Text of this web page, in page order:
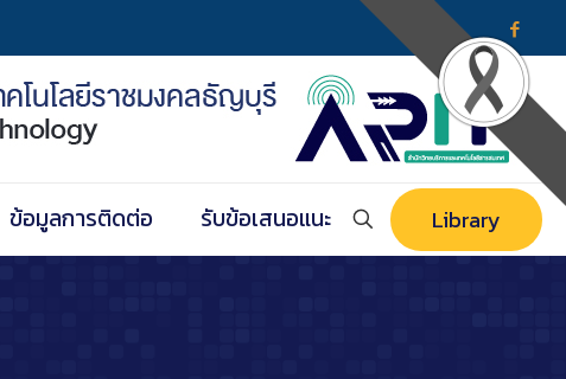
ข้อมูลการติดต่อ รับข้อเสนอแนะ Library